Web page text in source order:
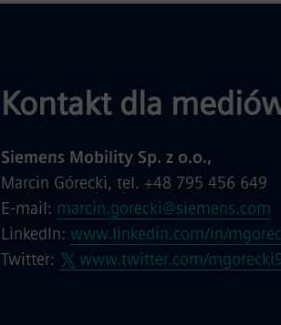
Kontakt dla
Siemens Mobility Sp. z o.o.,
Marcin Górecki, tel. +48 795 456 649
E-mail: marcin.gorecki@siemens.com
LinkedIn: www.linkedin.com/in/
Twitter:
www.twitter.com/